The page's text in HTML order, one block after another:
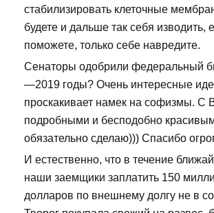
стабилизировать клеточные
будете и дальше так себя изводить,
поможете, только себе навредите.
Сенаторы одобрили федеральный
—2019 годы? Очень интересные
проскакивает намек на софизмы. С
подробными и бесподобно
обязательно сделаю))) Спасибо
И естественно, что в течение
наши заемщики заплатить 150
долларов по внешнему долгу не в